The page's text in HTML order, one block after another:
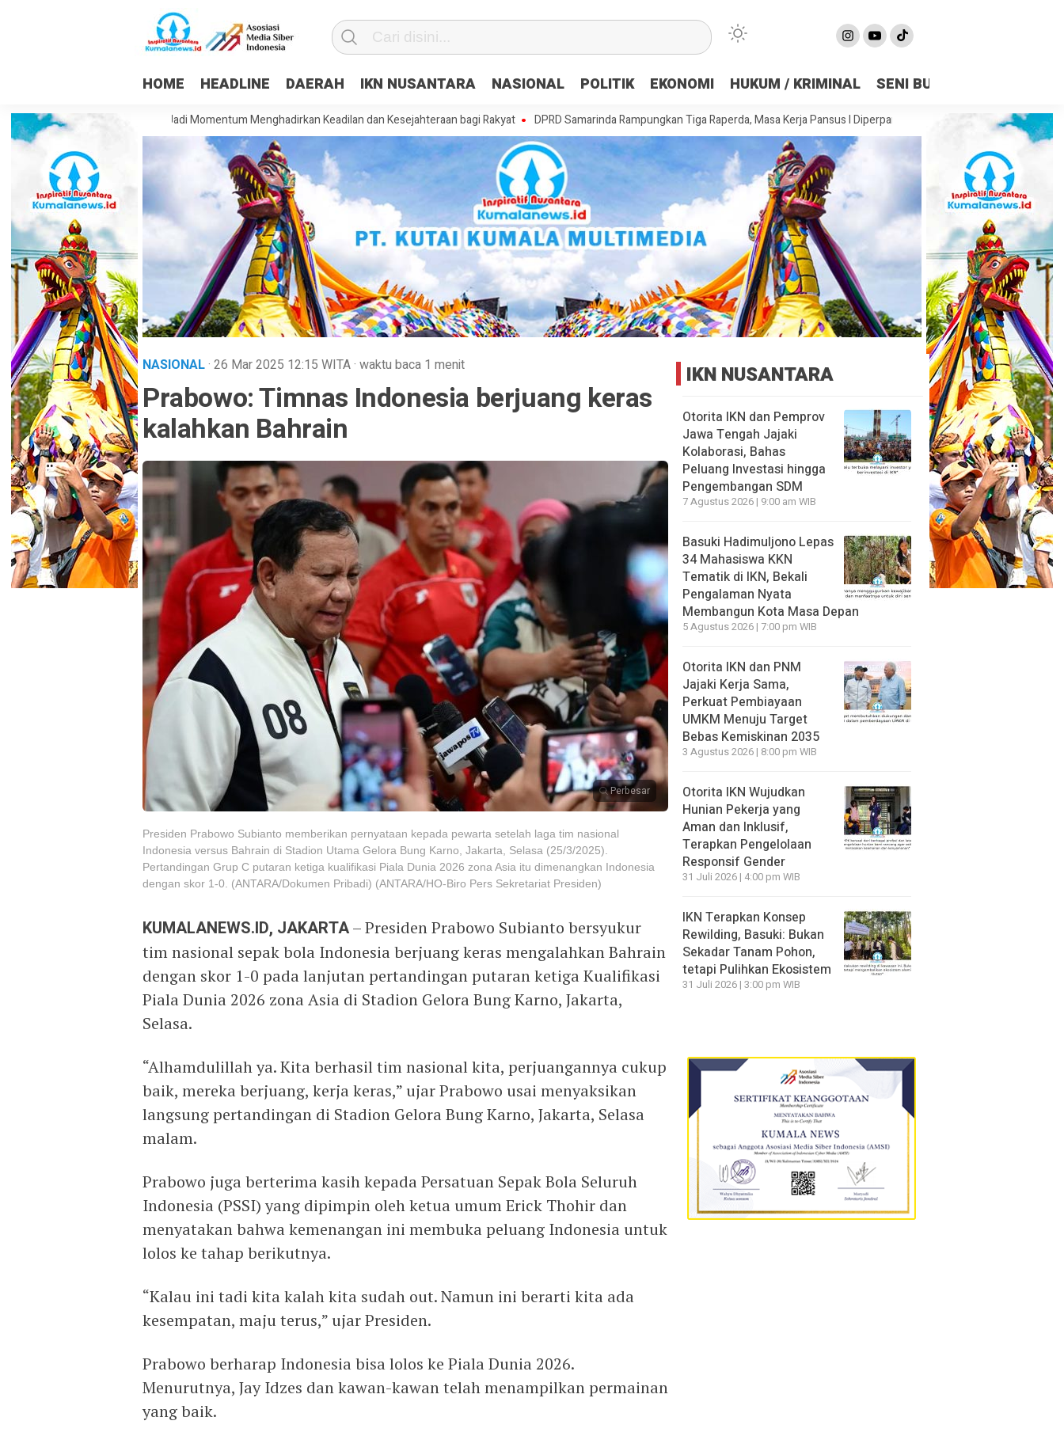
HOME HEADLINE DAERAH IKN NUSANTARA NASIONAL POLITIK EKONOMI HUKUM / KRIMINAL SENI BUDAYA
HUT ke-81 RI Harus Jadi Momentum Menghadirkan Keadilan dan Kesejahteraan bagi Rakyat DPRD Samarinda Rampungkan Tiga Raperda, Masa Kerja Pansus I Diperpanjang Demi Matangkan Substansi DPRD
NASIONAL· 26 Mar 2025 12:15 WITA· waktu baca 1 menit
Prabowo: Timnas Indonesia berjuang keras
kalahkan Bahrain
Perbesar
Presiden Prabowo Subianto memberikan pernyataan kepada pewarta setelah laga tim nasional
Indonesia versus Bahrain di Stadion Utama Gelora Bung Karno, Jakarta, Selasa (25/3/2025).
Pertandingan Grup C putaran ketiga kualifikasi Piala Dunia 2026 zona Asia itu dimenangkan Indonesia
dengan skor 1-0. (ANTARA/Dokumen Pribadi) (ANTARA/HO-Biro Pers Sekretariat Presiden)
KUMALANEWS.ID, JAKARTA– Presiden Prabowo Subianto bersyukur
tim nasional sepak bola Indonesia berjuang keras mengalahkan Bahrain
dengan skor 1-0 pada lanjutan pertandingan putaran ketiga Kualifikasi
Piala Dunia 2026 zona Asia di Stadion Gelora Bung Karno, Jakarta,
Selasa.
“Alhamdulillah ya. Kita berhasil tim nasional kita, perjuangannya cukup
baik, mereka berjuang, kerja keras,” ujar Prabowo usai menyaksikan
langsung pertandingan di Stadion Gelora Bung Karno, Jakarta, Selasa
malam.
Prabowo juga berterima kasih kepada Persatuan Sepak Bola Seluruh
Indonesia (PSSI) yang dipimpin oleh ketua umum Erick Thohir dan
menyatakan bahwa kemenangan ini membuka peluang Indonesia untuk
lolos ke tahap berikutnya.
“Kalau ini tadi kita kalah kita sudah out. Namun ini berarti kita ada
kesempatan, maju terus,” ujar Presiden.
Prabowo berharap Indonesia bisa lolos ke Piala Dunia 2026.
Menurutnya, Jay Idzes dan kawan-kawan telah menampilkan permainan
yang baik.
IKN NUSANTARA
Otorita IKN dan Pemprov
Jawa Tengah Jajaki
Kolaborasi, Bahas
Peluang Investasi hingga
Pengembangan SDM
7 Agustus 2026 | 9:00 am WIB
Basuki Hadimuljono Lepas
34 Mahasiswa KKN
Tematik di IKN, Bekali
Pengalaman Nyata
Membangun Kota Masa Depan
5 Agustus 2026 | 7:00 pm WIB
Otorita IKN dan PNM
Jajaki Kerja Sama,
Perkuat Pembiayaan
UMKM Menuju Target
Bebas Kemiskinan 2035
3 Agustus 2026 | 8:00 pm WIB
Otorita IKN Wujudkan
Hunian Pekerja yang
Aman dan Inklusif,
Terapkan Pengelolaan
Responsif Gender
31 Juli 2026 | 4:00 pm WIB
IKN Terapkan Konsep
Rewilding, Basuki: Bukan
Sekadar Tanam Pohon,
tetapi Pulihkan Ekosistem
31 Juli 2026 | 3:00 pm WIB